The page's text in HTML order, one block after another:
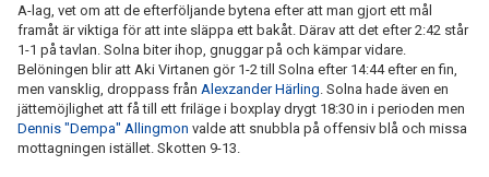
A-lag, vet om att de efterföljande bytena efter att man gjort ett mål
framåt är viktiga för att inte släppa ett bakåt. Därav att det efter 2:42 står
1-1 på tavlan. Solna biter ihop, gnuggar på och kämpar vidare.
Belöningen blir att Aki Virtanen gör 1-2 till Solna efter 14:44 efter en fin,
men vansklig, droppass från Alexzander Härling. Solna hade även en
jättemöjlighet att få till ett friläge i boxplay drygt 18:30 in i perioden men
Dennis "Dempa" Allingmon valde att snubbla på offensiv blå och missa
mottagningen istället. Skotten 9-13.